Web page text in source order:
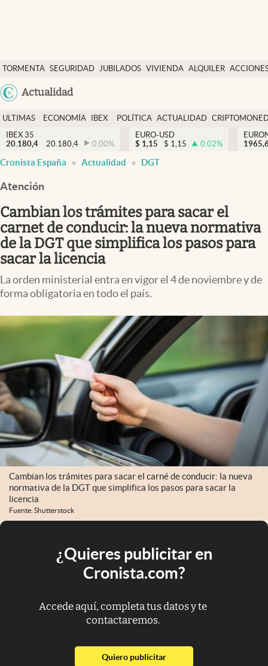
TORMENTA SEGURIDAD JUBILADOS VIVIENDA ALQUILER
USA
Actualidad
Economía y finanzas
Política
Actualidad
Criptomonedas
España
ULTIMAS
NOTICIAS
ECONOMÍA
FINANZAS
IBEX
EURO
POLÍTICA ACTUALIDAD
IBEX 35
20.180,4
20.180,4 0.00%
EURO-USD
$ 1,15 $ 1,15 0.02%
Cronista España Actualidad DGT
Atención
Cambian los trámites para sacar el
carnet de conducir: la nueva normativa
de la DGT que simplifica los pasos para
sacar la licencia
La orden ministerial entra en vigor el 4 de noviembre y de
forma obligatoria en todo el país.
Cambian los trámites para sacar el carné de conducir: la nueva
normativa de la DGT que simplifica los pasos para sacar la
licencia
Fuente: Shutterstock
¿Quieres publicitar en
Cronista.com?
Accede aquí, completa tus datos y te
contactaremos.
Quiero publicitarabre en nueva pestaña